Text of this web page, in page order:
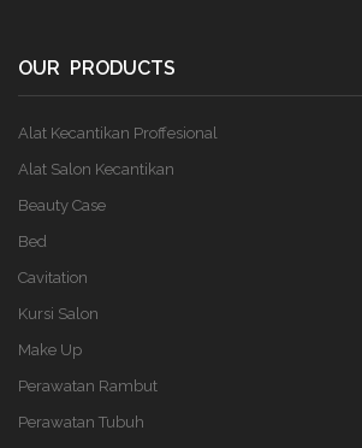
OUR PRODUCTS
Alat Kecantikan Proffesional
Alat Salon Kecantikan
Beauty Case
Bed
Cavitation
Kursi Salon
Make Up
Perawatan Rambut
Perawatan Tubuh